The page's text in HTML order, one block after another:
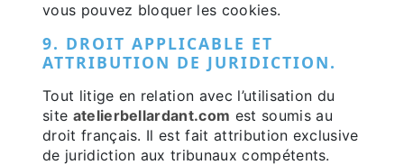
vous pouvez bloquer les cookies.
9. DROIT APPLICABLE ET
ATTRIBUTION DE JURIDICTION.
Tout litige en relation avec l’utilisation du
site atelierbellardant.com est soumis au
droit français. Il est fait attribution exclusive
de juridiction aux tribunaux compétents.